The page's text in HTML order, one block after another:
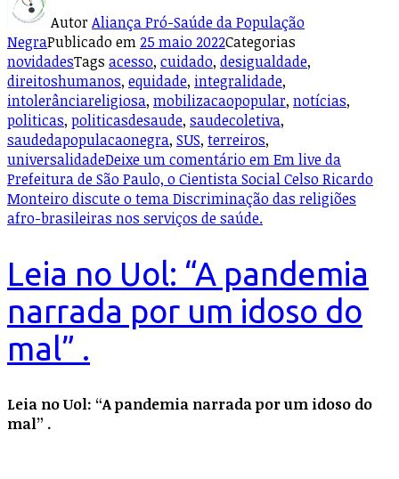
AutorAliança Pró-Saúde da População
NegraPublicado em 25 maio 2022Categorias
novidadesTags acesso, cuidado, desigualdade,
direitoshumanos, equidade, integralidade,
intolerânciareligiosa, mobilizacaopopular, notícias,
politicas, politicasdesaude, saudecoletiva,
saudedapopulacaonegra, SUS, terreiros,
universalidadeDeixe um comentárioem Em live da
Prefeitura de São Paulo, o Cientista Social Celso Ricardo
Monteiro discute o tema Discriminação das religiões
afro-brasileiras nos serviços de saúde.
Leia no Uol: “A pandemia
narrada por um idoso do
mal” .
Leia no Uol: “A pandemia narrada por um idoso do
mal” .